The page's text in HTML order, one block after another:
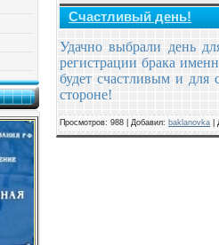
Счастливый день!
Удачно выбрали день
регистрации брака
будет счастливым и для
стороне!
Просмотров: 988 | Добавил: baklanovka |